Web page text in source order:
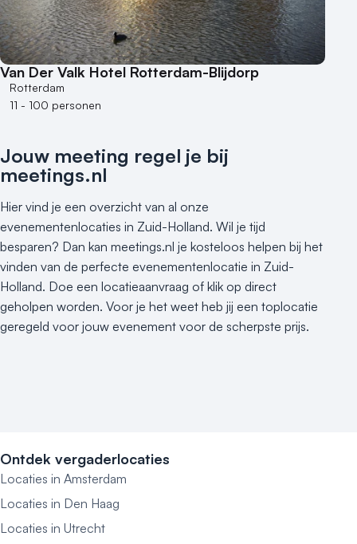
Van Der Valk Hotel Rotterdam-Blijdorp
Rotterdam
11 - 100 personen
Jouw meeting regel je bij
meetings.nl
Hier vind je een overzicht van al onze
evenementenlocaties in Zuid-Holland. Wil je tijd
besparen? Dan kan meetings.nl je kosteloos helpen bij het
vinden van de perfecte evenementenlocatie in Zuid-
Holland. Doe een locatieaanvraag of klik op direct
geholpen worden. Voor je het weet heb jij een toplocatie
geregeld voor jouw evenement voor de scherpste prijs.
Ontdek vergaderlocaties
Locaties in Amsterdam
Locaties in Den Haag
Locaties in Utrecht